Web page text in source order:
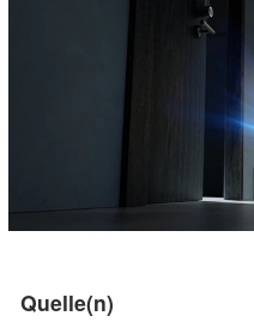
Quelle(n)